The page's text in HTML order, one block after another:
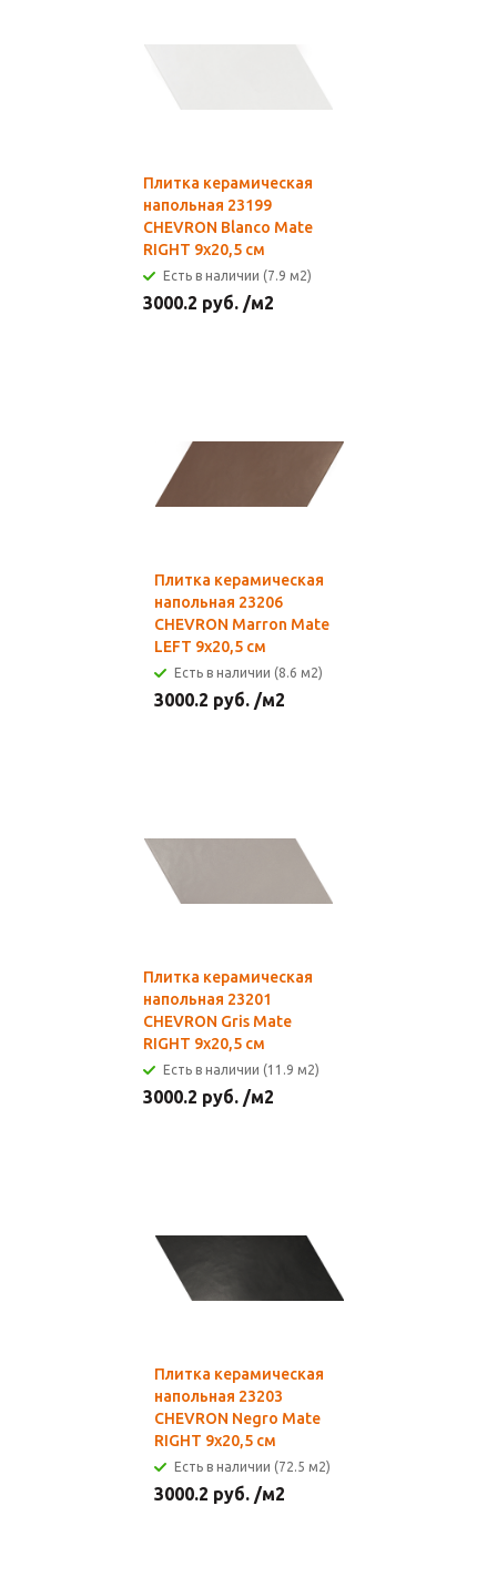
Плитка керамическая
напольная 23199
CHEVRON Blanco Mate
RIGHT 9х20,5 см
Есть в наличии (7.9 м2)
3000.2 руб. /м2
Плитка керамическая
напольная 23206
CHEVRON Marron Mate
LEFT 9х20,5 см
Есть в наличии (8.6 м2)
3000.2 руб. /м2
Плитка керамическая
напольная 23201
CHEVRON Gris Mate
RIGHT 9х20,5 см
Есть в наличии (11.9 м2)
3000.2 руб. /м2
Плитка керамическая
напольная 23203
CHEVRON Negro Mate
RIGHT 9х20,5 см
Есть в наличии (72.5 м2)
3000.2 руб. /м2